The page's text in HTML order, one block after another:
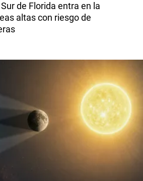
Sur de Florida entra en la
altas con riesgo de